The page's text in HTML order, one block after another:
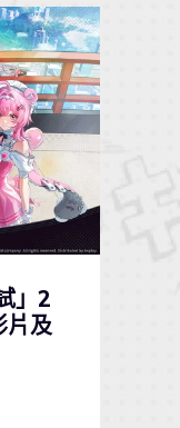
」2
片及